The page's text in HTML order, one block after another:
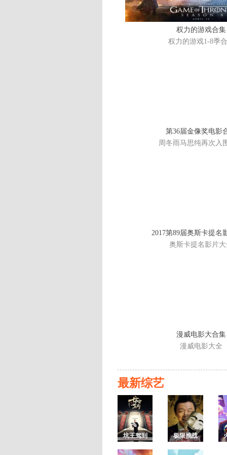
权力的游戏合集
权力的游戏1-8季
第36届金像奖电影
周冬雨马思纯再次入
2017第89届奥斯卡提名
奥斯卡提名影片
漫威电影大合集
漫威电影大全
最新综艺
坑王驾到
极限挑战